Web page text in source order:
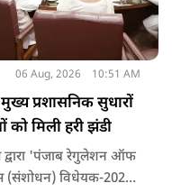
06 Aug, 2026 10:51 AM
प्रशासनिक सुधारों
को मिली हरी झंडी
द्वारा 'पंजाब रेगुलेशन ऑफ
विधेयक-2026'